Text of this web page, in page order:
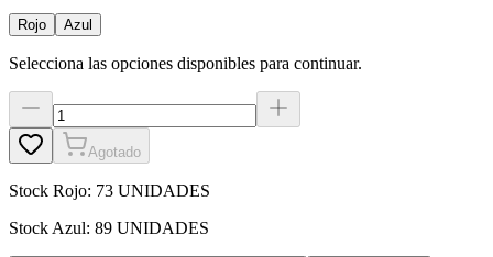
Rojo Azul
Selecciona las opciones disponibles para continuar.
Agotado
Stock Rojo: 73 UNIDADES
Stock Azul: 89 UNIDADES